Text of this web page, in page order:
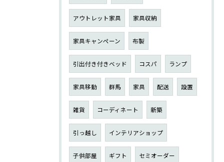
アウトレット家具 家具収納
家具キャンペーン 布製
引出付き付きベッド コスパ ランプ
家具移動 群馬 家具 配送 設置
雑貨 コーディネート 新築
引っ越し インテリアショップ
子供部屋 ギフト セミオーダー